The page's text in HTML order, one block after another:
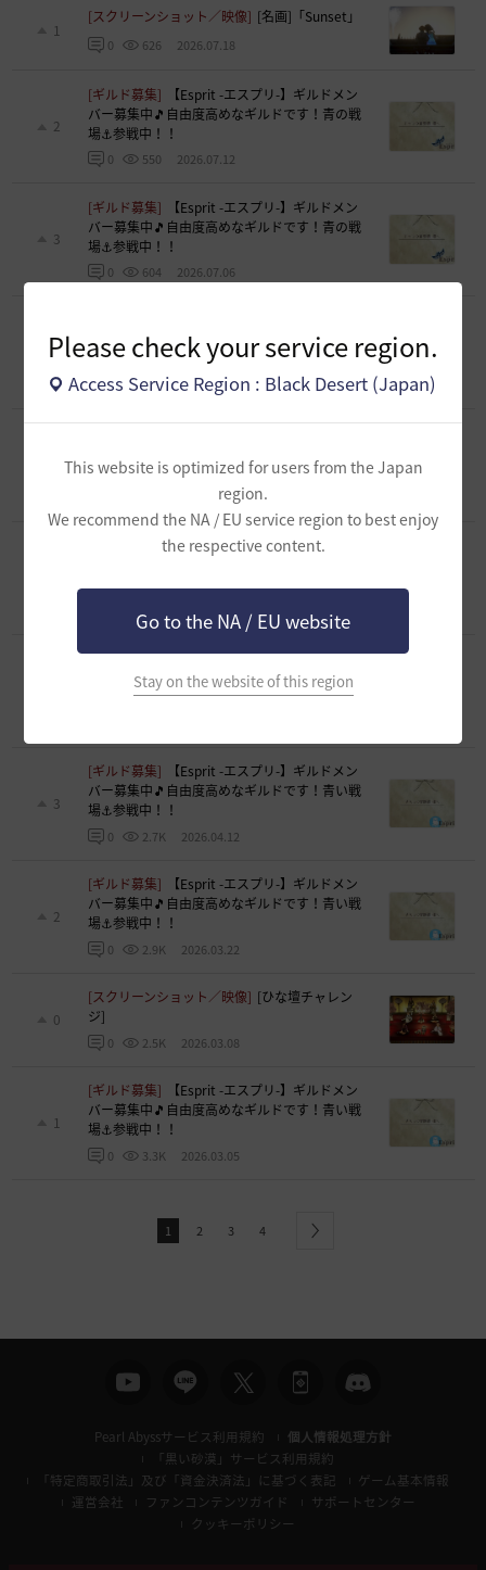
Please check your service region.
Access Service Region : Black Desert (Japan)
This website is optimized for users from the Japan
region.
We recommend the NA / EU service region to best enjoy
the respective content.
Go to the NA / EU website
Stay on the website of this region
[スクリーンショット／映像] [名画]「Sunset」
1
0 626 2026.07.18
[ギルド募集]
【Esprit -エスプリ-】ギルドメン
バー募集中🎵自由度高めなギルドです！青の戦
場⚓参戦中！！
2
0 550 2026.07.12
[ギルド募集]
【Esprit -エスプリ-】ギルドメン
バー募集中🎵自由度高めなギルドです！青の戦
場⚓参戦中！！
3
0 604 2026.07.06
バー募集中🎵自由度高めなギルドです！青の戦
場⚓参戦中！！
3
0 806 2026.06.21
場⚓参戦中！！
2026.06.07
【Esprit -エスプリ-】ギルドメン
場⚓参戦中！！
2.5K 2026.05.14
[ギルド募集] 【Esprit -エスプリ-】ギルドメン
バー募集中🎵自由度高めなギルドです！青い戦
場⚓参戦中！！
[ギルド募集]
【Esprit -エスプリ-】ギルドメン
バー募集中🎵自由度高めなギルドです！青い戦
場⚓参戦中！！
3
0 2.7K 2026.04.12
[ギルド募集]
【Esprit -エスプリ-】ギルドメン
バー募集中🎵自由度高めなギルドです！青い戦
場⚓参戦中！！
2
0 2.9K 2026.03.22
[スクリーンショット／映像] [ひな壇チャレン
ジ]
0
0 2.5K 2026.03.08
[ギルド募集]
【Esprit -エスプリ-】ギルドメン
バー募集中🎵自由度高めなギルドです！青い戦
場⚓参戦中！！
1
0 3.3K 2026.03.05
1 2 3 4 next
Pearl Abyssサービス利用規約
個人情報処理方針
「黒い砂漠」サービス利用規約
「特定商取引法」及び「資金決済法」に基づく表記
ゲーム基本情報
運営会社
ファンコンテンツガイド
サポートセンター
クッキーポリシー